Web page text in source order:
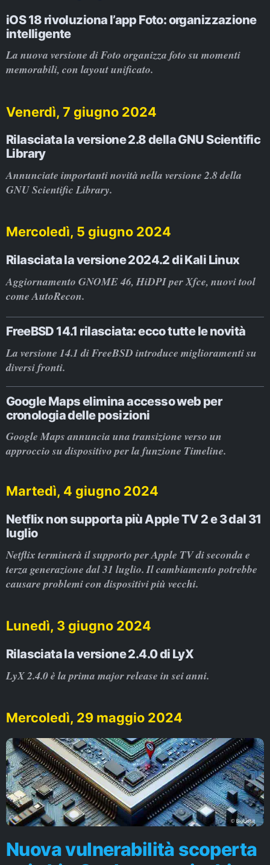
iOS 18 rivoluziona l’app Foto: organizzazione
intelligente
La nuova versione di Foto organizza foto su momenti
memorabili, con layout unificato.
Venerdì, 7 giugno 2024
Rilasciata la versione 2.8 della GNU Scientific
Library
Annunciate importanti novità nella versione 2.8 della
GNU Scientific Library.
Mercoledì, 5 giugno 2024
Rilasciata la versione 2024.2 di Kali Linux
Aggiornamento GNOME 46, HiDPI per Xfce, nuovi tool
come AutoRecon.
FreeBSD 14.1 rilasciata: ecco tutte le novità
La versione 14.1 di FreeBSD introduce miglioramenti su
diversi fronti.
Google Maps elimina accesso web per
cronologia delle posizioni
Google Maps annuncia una transizione verso un
approccio su dispositivo per la funzione Timeline.
Martedì, 4 giugno 2024
Netflix non supporta più Apple TV 2 e 3 dal 31
luglio
Netflix terminerà il supporto per Apple TV di seconda e
terza generazione dal 31 luglio. Il cambiamento potrebbe
causare problemi con dispositivi più vecchi.
Lunedì, 3 giugno 2024
Rilasciata la versione 2.4.0 di LyX
LyX 2.4.0 è la prima major release in sei anni.
Mercoledì, 29 maggio 2024
Nuova vulnerabilità scoperta